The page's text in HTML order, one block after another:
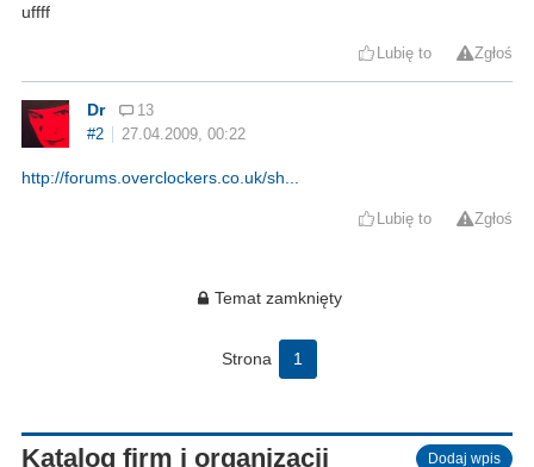
uffff
Lubię to Zgłoś
Dr
13
#2
27.04.2009, 00:22
http://forums.overclockers.co.uk/sh...
Lubię to Zgłoś
Temat zamknięty
Strona 1
Katalog firm i organizacji Dodaj wpis